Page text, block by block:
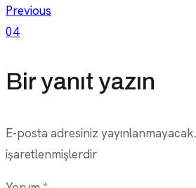
Yazı
gezinmesi
Previous
04
Bir yanıt yazın
E-posta adresiniz yayınlanmayacak.
işaretlenmişlerdir